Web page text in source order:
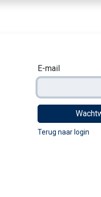
E-mail
Terug naar login